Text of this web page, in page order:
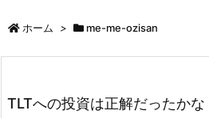
ホーム > me-me-ozisan
TLTへの投資は正解だったかな